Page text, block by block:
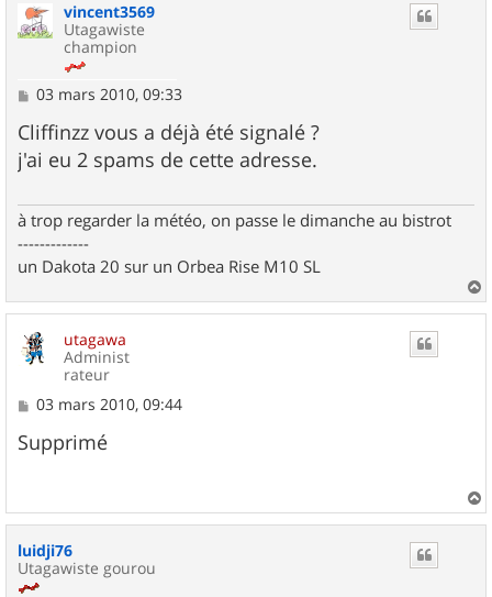
vincent3569
Utagawiste
champion
M
s
s
a
03 mars 2010, 09:33
Cliffinzz vous a déjà été signalé ?
j'ai eu 2 spams de cette adresse.
à trop regarder la météo, on passe le dimanche au bistrot
-------------
un Dakota 20 sur un Orbea Rise M10 SL
a
utagawa
Administ
rateur
M
s
s
e
03 mars 2010, 09:44
Supprimé
a
luidji76
Utagawiste gourou